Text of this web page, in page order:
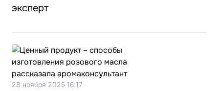
эксперт
28 ноября 2025 16:17